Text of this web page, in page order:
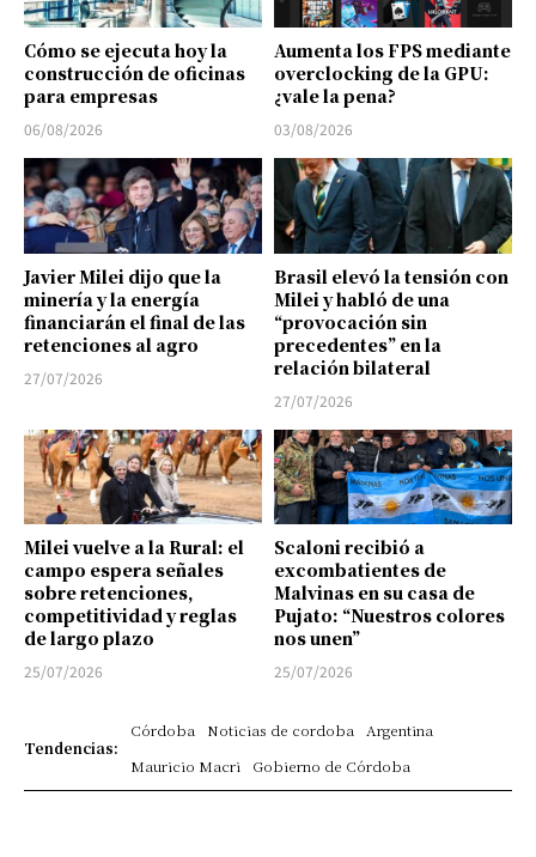
Cómo se ejecuta hoy la
construcción de oficinas
para empresas
06/08/2026
Aumenta los FPS mediante
overclocking de la GPU:
¿vale la pena?
03/08/2026
Javier Milei dijo que la
minería y la energía
financiarán el final de las
retenciones al agro
27/07/2026
Brasil elevó la tensión con
Milei y habló de una
“provocación sin
precedentes” en la
relación bilateral
27/07/2026
Milei vuelve a la Rural: el
campo espera señales
sobre retenciones,
competitividad y reglas
de largo plazo
25/07/2026
Scaloni recibió a
excombatientes de
Malvinas en su casa de
Pujato: “Nuestros colores
nos unen”
25/07/2026
Tendencias:
Córdoba Noticias de cordoba
Argentina
Mauricio Macri
Gobierno de Córdoba